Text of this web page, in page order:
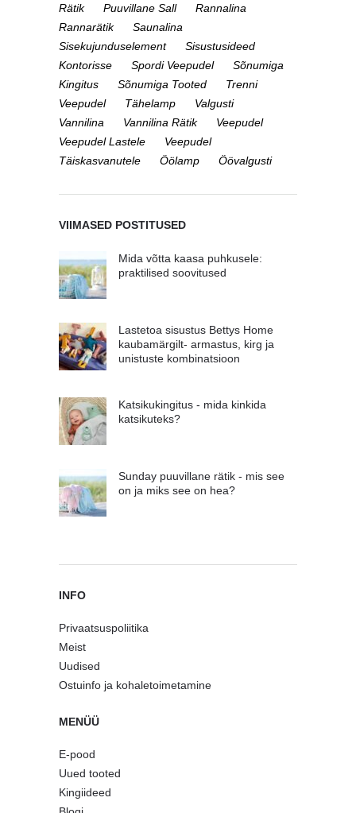
Rätik
Puuvillane Sall
Rannalina
Rannarätik
Saunalina
Sisekujunduselement
Sisustusideed
Kontorisse
Spordi Veepudel
Sõnumiga
Kingitus
Sõnumiga Tooted
Trenni
Veepudel
Tähelamp
Valgusti
Vannilina
Vannilina Rätik
Veepudel
Veepudel Lastele
Veepudel
Täiskasvanutele
Öölamp Öövalgusti
VIIMASED POSTITUSED
Mida võtta kaasa puhkusele:
praktilised soovitused
Lastetoa sisustus Bettys Home
kaubamärgilt- armastus, kirg ja
unistuste kombinatsioon
Katsikukingitus - mida kinkida
katsikuteks?
Sunday puuvillane rätik - mis see
on ja miks see on hea?
INFO
Privaatsuspoliitika
Meist
Uudised
Ostuinfo ja kohaletoimetamine
MENÜÜ
E-pood
Uued tooted
Kingiideed